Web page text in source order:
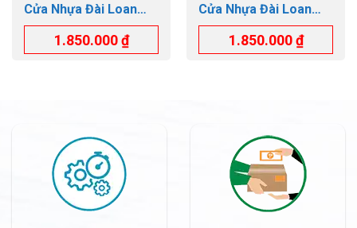
Cửa Nhựa Đài Loan
GTD.YB-39
1.850.000₫
Cửa Nhựa Đài Loan
GTD.YW-55
1.850.000₫